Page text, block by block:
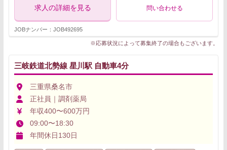
求人の詳細を見る 問い合わせる
JOBナンバー：JOB492695
※応募状況によって募集終了の場合もございます。
三岐鉄道北勢線 星川駅 自動車4分
三重県桑名市
正社員｜調剤薬局
年収400〜600万円
09:00〜18:30
年間休日130日